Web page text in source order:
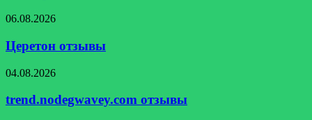
Церетон
06.08.2026
Церетон отзывы
trend.nodegwavey.com
04.08.2026
trend.nodegwavey.com отзывы